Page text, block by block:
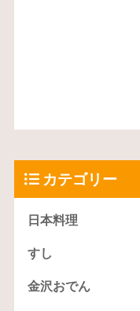
カテゴリー
日本料理
すし
金沢おでん